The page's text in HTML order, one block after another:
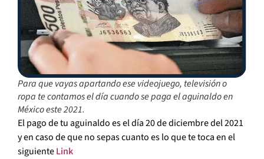
Para que vayas apartando ese videojuego, televisión o
ropa te contamos el día cuando se paga el aguinaldo en
México este 2021.
El pago de tu aguinaldo es el día 20 de diciembre del 2021
y en caso de que no sepas cuanto es lo que te toca en el
siguienteLink